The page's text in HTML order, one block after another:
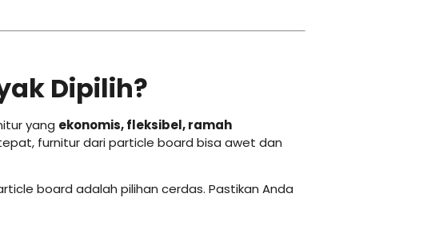
Dipilih?
yang ekonomis, fleksibel, ramah
furnitur dari particle board bisa awet dan
board adalah pilihan cerdas. Pastikan Anda